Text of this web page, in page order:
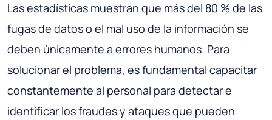
Las estadísticas muestran que más del 80 % de las
fugas de datos o el mal uso de la información se
deben únicamente a errores humanos. Para
solucionar el problema, es fundamental capacitar
constantemente al personal para detectar e
identificar los fraudes y ataques que pueden